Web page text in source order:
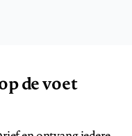
de voet